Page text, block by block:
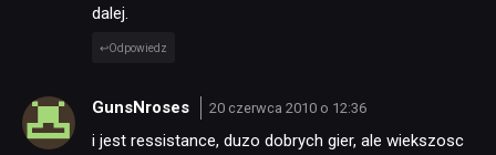
dalej.
Odpowiedz
GunsNroses 20 czerwca 2010 o 12:36
i jest ressistance, duzo dobrych gier, ale wiekszosc